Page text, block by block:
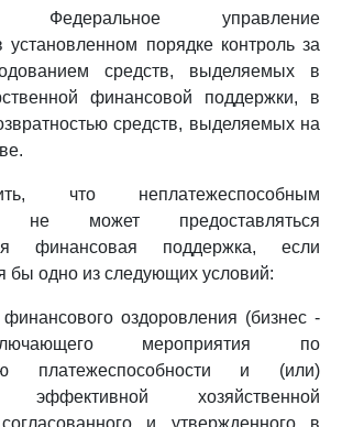
Федеральное управление
установленном порядке контроль за
средств, выделяемых в
финансовой поддержки, в
средств, выделяемых на
что неплатежеспособным
не может предоставляться
финансовая поддержка, если
бы одно из следующих условий:
оздоровления (бизнес -
мероприятия по
платежеспособности и (или)
эффективной хозяйственной
и утвержденного в